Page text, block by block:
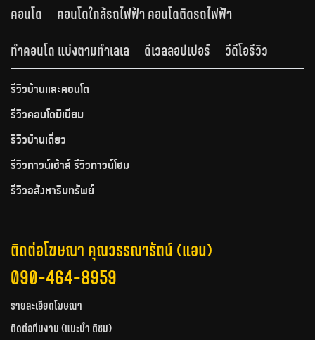
คอนโด
คอนโดใกล้รถไฟฟ้า คอนโดติดรถไฟฟ้า
ทำคอนโด แบ่งตามทำเลเล
ดีเวลลอปเปอร์ วีดีโอรีวิว
รีวิวบ้านและคอนโด
รีวิวคอนโดมิเนียม
รีวิวบ้านเดี่ยว
รีวิวทาวน์เฮ้าส์ รีวิวทาวน์โฮม
รีวิวอสังหาริมทรัพย์
ติดต่อโฆษณา คุณวรรณารัตน์ (แอน)
090-464-8959
รายละเอียดโฆษณา
ติดต่อทีมงาน (แนะนำ ติชม)